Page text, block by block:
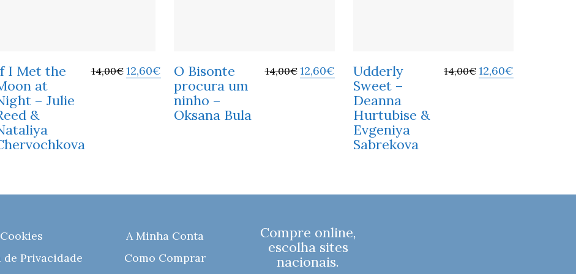
I Met the
at
– Julie
&
14,00€ 12,60€
O Bisonte
procura um
ninho –
Oksana Bula
14,00€ 12,60€
Udderly
Sweet –
Deanna
Hurtubise &
Evgeniya
Sabrekova
14,00€ 12,60€
Cookies
Privacidade
A Minha Conta
Como Comprar
Compre online,
escolha sites
nacionais.